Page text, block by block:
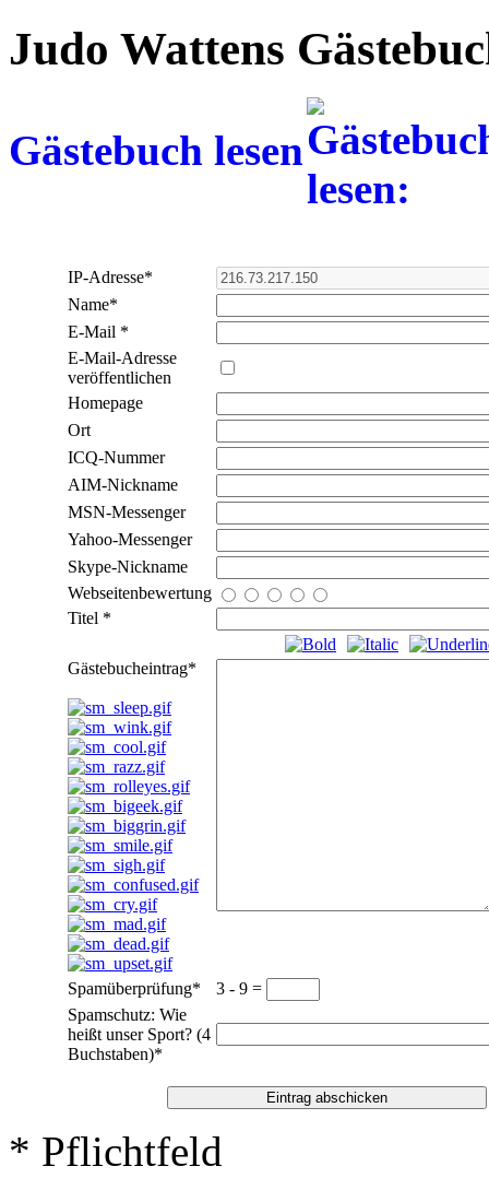
Judo Wattens
Gästebuch lesen
IP-Adresse*
Name*
E-Mail *
E-Mail-Adresse
veröffentlichen
Homepage
Ort
ICQ-Nummer
AIM-Nickname
MSN-Messenger
Yahoo-Messenger
Skype-Nickname
Webseitenbewertung
Titel *
Gästebucheintrag*
Spamüberprüfung*
3 - 9 =
Spamschutz: Wie
heißt unser Sport? (4
Buchstaben)*
* Pflichtfeld